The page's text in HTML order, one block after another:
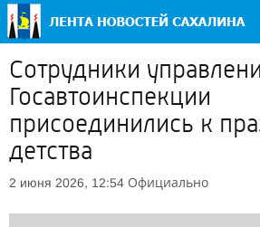
Сотрудники
Госавтоинспекции
присоединились к
детства
2 июня 2026, 12:54 Официально